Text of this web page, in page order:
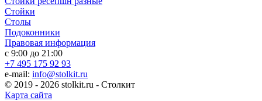
Стойки
Столы
Подоконники
Правовая информация
с 9:00 до 21:00
+7 495 175 92 93
e-mail: info@stolkit.ru
© 2019 - 2026 stolkit.ru - Столкит
Карта сайта